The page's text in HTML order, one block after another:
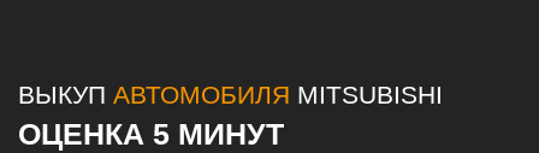
ВЫКУП АВТОМОБИЛЯ MITSUBISHI
ОЦЕНКА 5 МИНУТ